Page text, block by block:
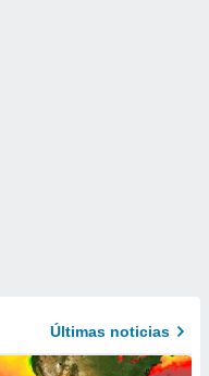
Últimas noticias